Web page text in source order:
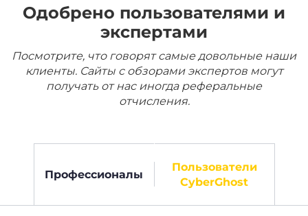
Одобрено пользователями и
экспертами
Посмотрите, что говорят самые довольные наши
клиенты. Сайты с обзорами экспертов могут
получать от нас иногда реферальные
отчисления.
Профессионалы
Пользователи
CyberGhost